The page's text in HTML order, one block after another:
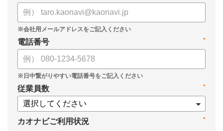
*
電話番号
*
従業員数
*
カオナビご利用状況